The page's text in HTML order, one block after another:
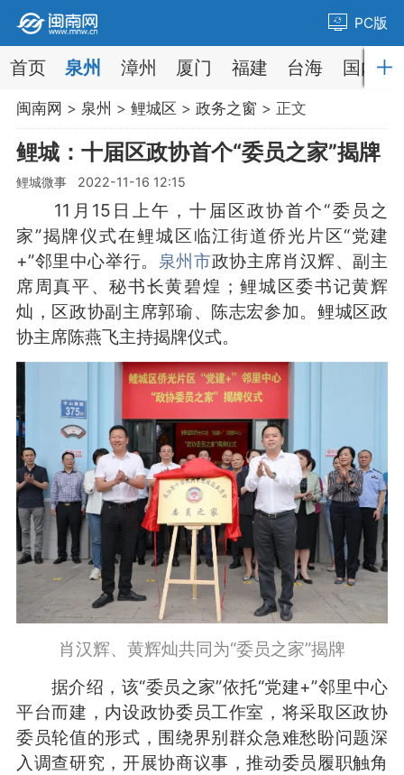
PC版
首页 泉州 漳州 厦门 福建 台海 国内
闽南网 > 泉州 > 鲤城区 > 政务之窗 > 正文
鲤城：十届区政协首个“委员之家”揭牌
鲤城微事 2022-11-16 12:15
11月15日上午，十届区政协首个“委员之
家”揭牌仪式在鲤城区临江街道侨光片区“党建
+”邻里中心举行。 泉州市政协主席肖汉辉、副主
席周真平、秘书长黄碧煌；鲤城区委书记黄辉
灿，区政协副主席郭瑜、陈志宏参加。鲤城区政
协主席陈燕飞主持揭牌仪式。
肖汉辉、黄辉灿共同为“委员之家”揭牌
据介绍，该“委员之家”依托“党建+”邻里中心
平台而建，内设政协委员工作室，将采取区政协
委员轮值的形式，围绕界别群众急难愁盼问题深
入调查研究，开展协商议事，推动委员履职触角